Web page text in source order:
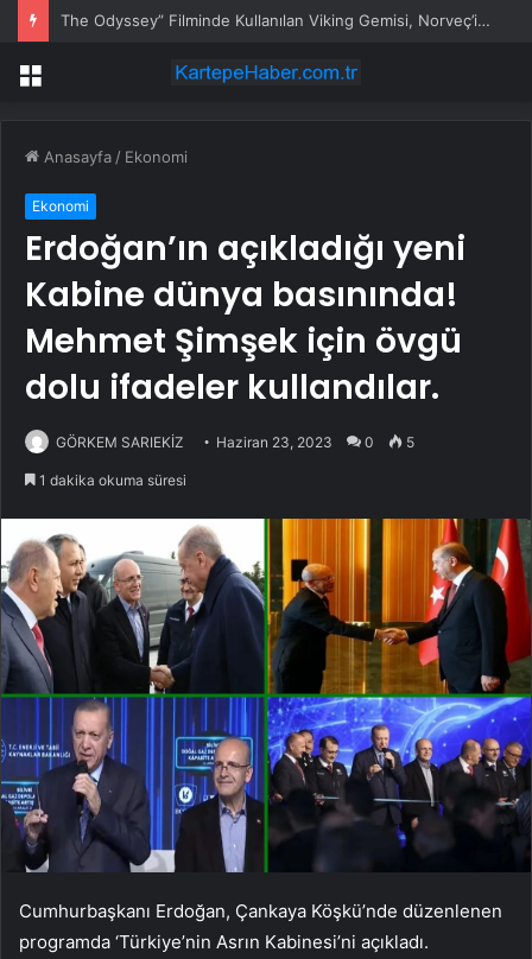
The Odyssey” Filminde Kullanılan Viking Gemisi, Norveç’in Başkenti Oslo’da Ziyarete Açıldı
Menü
Anasayfa / Ekonomi
Ekonomi
Erdoğan’ın açıkladığı yeni
Kabine dünya basınında!
Mehmet Şimşek için övgü
dolu ifadeler kullandılar.
GÖRKEM SARIEKİZ Haziran 23, 2023 0 5
1 dakika okuma süresi
Cumhurbaşkanı Erdoğan, Çankaya Köşkü’nde düzenlenen
programda ‘Türkiye’nin Asrın Kabinesi’ni açıkladı.